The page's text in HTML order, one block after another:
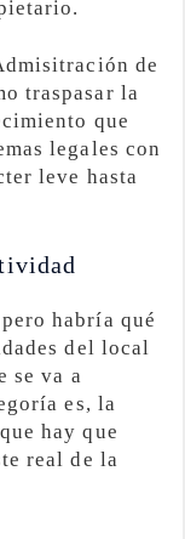
de
traspasar la
que
legales con
leve hasta
habría qué
del local
se va a
es, la
hay que
real de la